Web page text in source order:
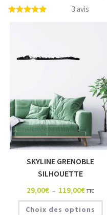
3 avis
SKYLINE GRENOBLE
SILHOUETTE
29,00€ – 119,00€ TTC
Choix des options